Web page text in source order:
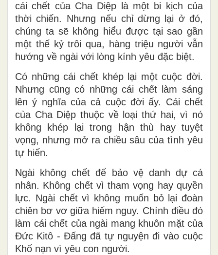
cái chết của Cha Diệp là một bi kịch của
thời chiến. Nhưng nếu chỉ dừng lại ở đó,
chúng ta sẽ không hiểu được tại sao gần
một thế kỷ trôi qua, hàng triệu người vẫn
hướng về ngài với lòng kính yêu đặc biệt.
Có những cái chết khép lại một cuộc đời.
Nhưng cũng có những cái chết làm sáng
lên ý nghĩa của cả cuộc đời ấy. Cái chết
của Cha Diệp thuộc về loại thứ hai, vì nó
không khép lại trong hận thù hay tuyệt
vọng, nhưng mở ra chiều sâu của tình yêu
tự hiến.
Ngài không chết để bảo vệ danh dự cá
nhân. Không chết vì tham vọng hay quyền
lực. Ngài chết vì không muốn bỏ lại đoàn
chiên bơ vơ giữa hiểm nguy. Chính điều đó
làm cái chết của ngài mang khuôn mặt của
Đức Kitô - Đấng đã tự nguyện đi vào cuộc
Khổ nạn vì yêu con người.